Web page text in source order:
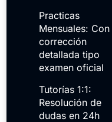
Practicas
Mensuales: Con
corrección
detallada tipo
examen oficial
Tutorías 1:1:
Resolución de
dudas en 24h